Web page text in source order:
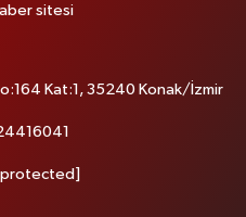
sitesi
Kat:1, 35240 Konak/İzmir
protected]